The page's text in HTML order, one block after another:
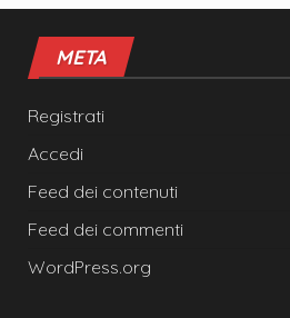
META
Registrati
Accedi
Feed dei contenuti
Feed dei commenti
WordPress.org